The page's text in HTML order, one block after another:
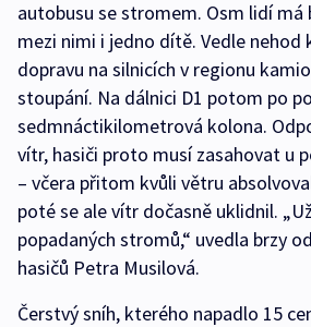
autobusu se stromem. Osm lidí má
mezi nimi i jedno dítě. Vedle nehod
dopravu na silnicích v regionu
stoupání. Na dálnici D1 potom po
sedmnáctikilometrová kolona.
vítr, hasiči proto musí zasahovat u
– včera přitom kvůli větru
poté se ale vítr dočasně uklidnil.
popadaných stromů,“ uvedla brzy
hasičů Petra Musilová.
Čerstvý sníh, kterého napadlo 15